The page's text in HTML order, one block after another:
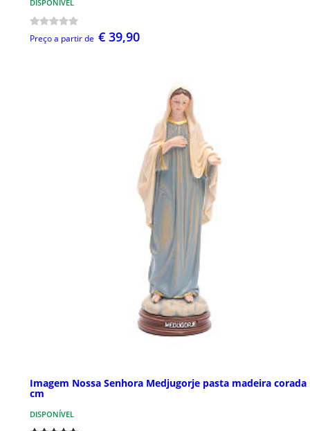
DISPONÍVEL
Preço a partir de € 39,90
Imagem Nossa Senhora Medjugorje pasta madeira corada
cm
DISPONÍVEL